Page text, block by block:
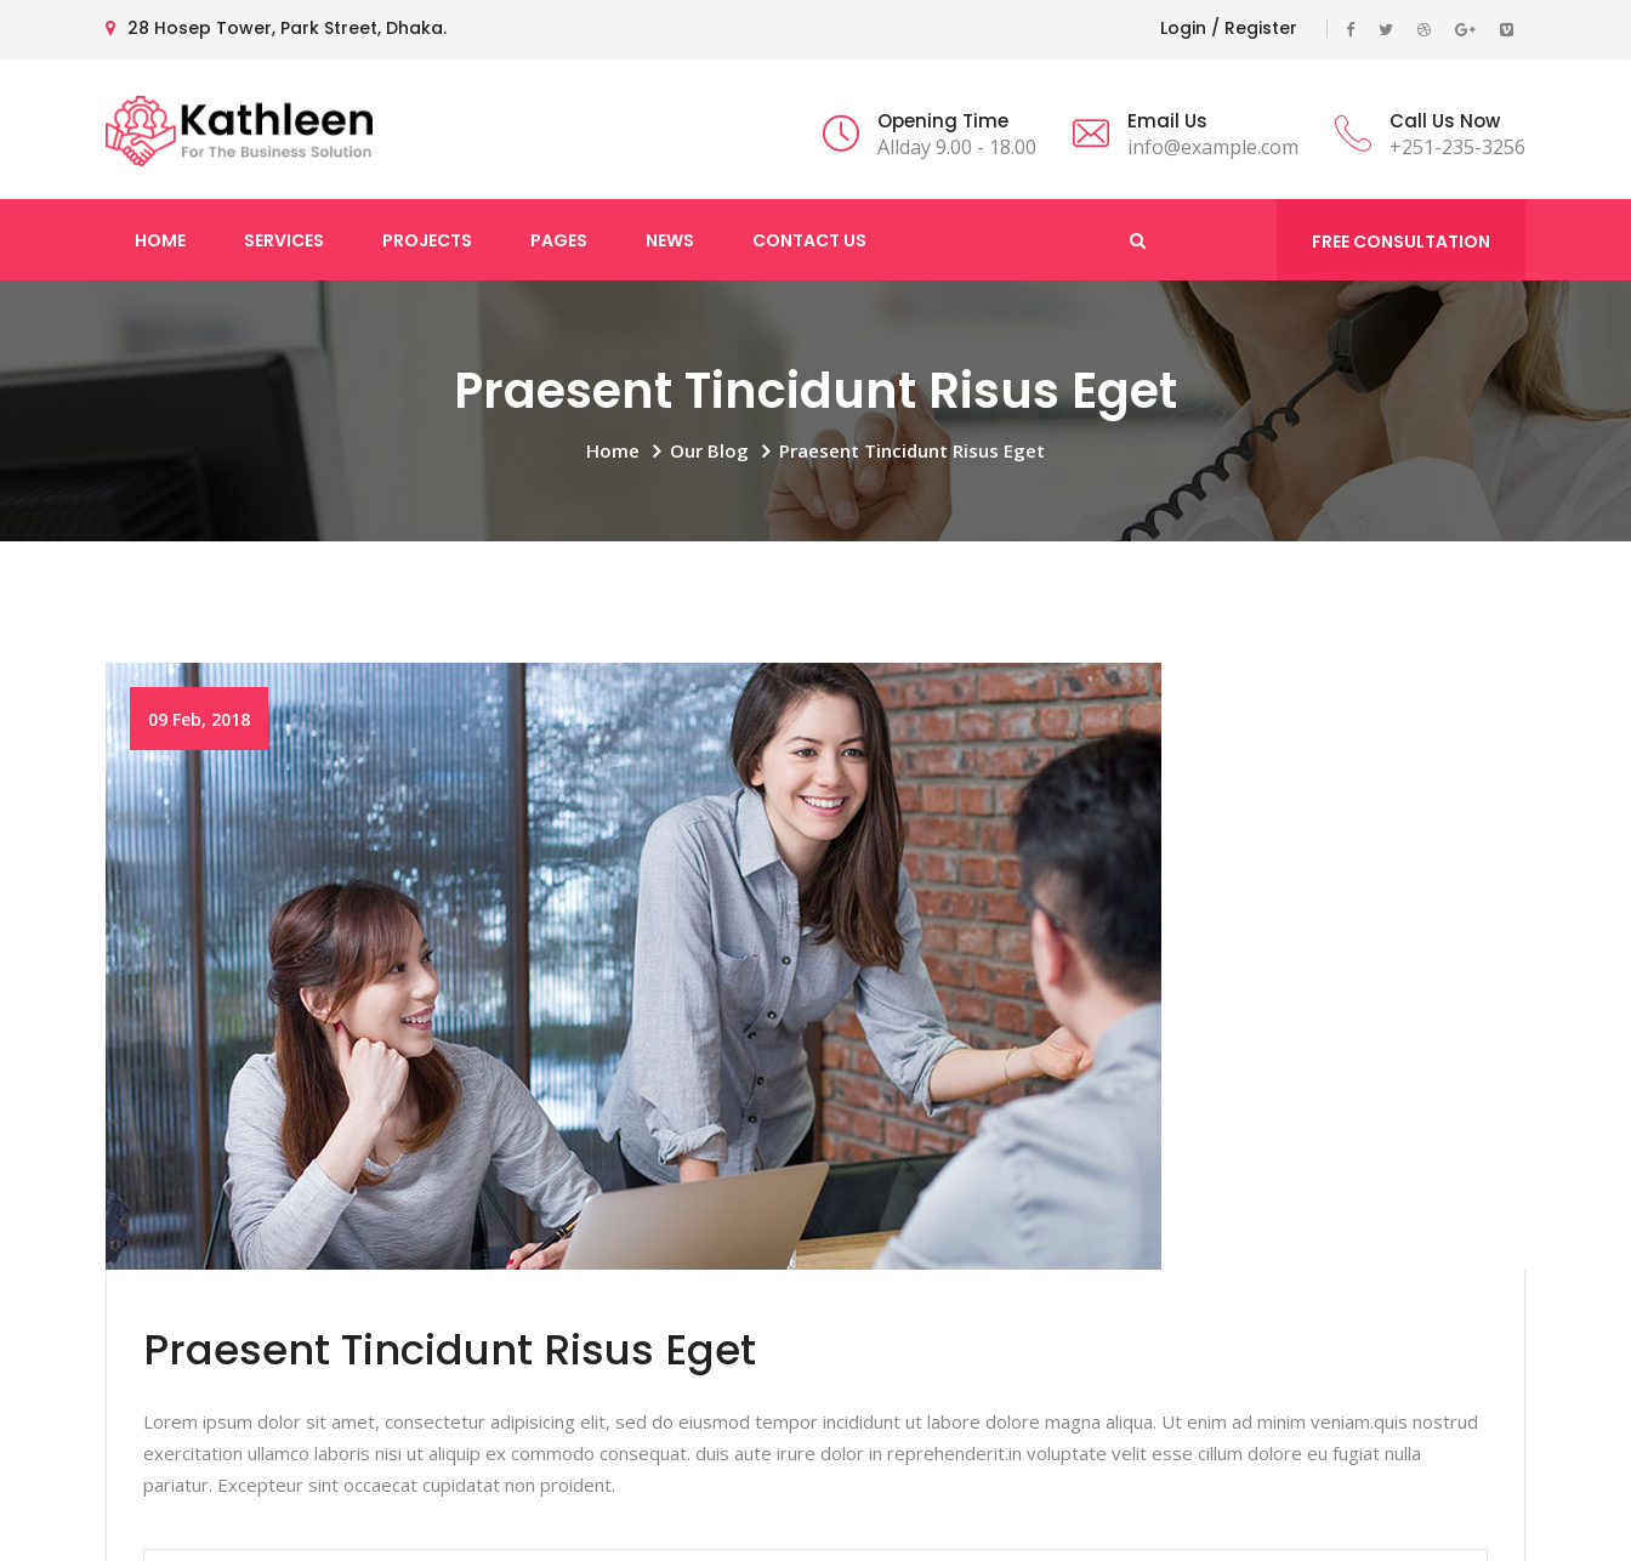
28 Hosep Tower, Park Street, Dhaka. Login / Register
Opening Time
Allday 9.00 - 18.00
Email Us
info@example.com
Call Us Now
+251-235-3256
HOME SERVICES PROJECTS PAGES NEWS CONTACT US FREE CONSULTATION
Praesent Tincidunt Risus Eget
Home Our Blog Praesent Tincidunt Risus Eget
09 Feb, 2018
Praesent Tincidunt Risus Eget
Lorem ipsum dolor sit amet, consectetur adipisicing elit, sed do eiusmod tempor incididunt ut labore dolore magna aliqua. Ut enim ad minim veniam.quis nostrud
exercitation ullamco laboris nisi ut aliquip ex commodo consequat. duis aute irure dolor in reprehenderit.in voluptate velit esse cillum dolore eu fugiat nulla
pariatur. Excepteur sint occaecat cupidatat non proident.